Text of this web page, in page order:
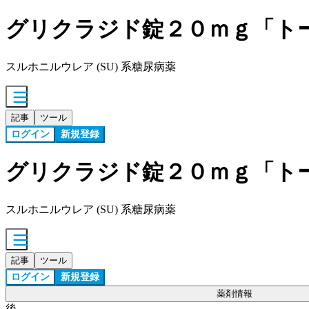
グリクラジド錠２０ｍｇ「ト
スルホニルウレア (SU) 系糖尿病薬
記事 ツール
ログイン 新規登録
グリクラジド錠２０ｍｇ「ト
スルホニルウレア (SU) 系糖尿病薬
記事 ツール
ログイン 新規登録
薬剤情報